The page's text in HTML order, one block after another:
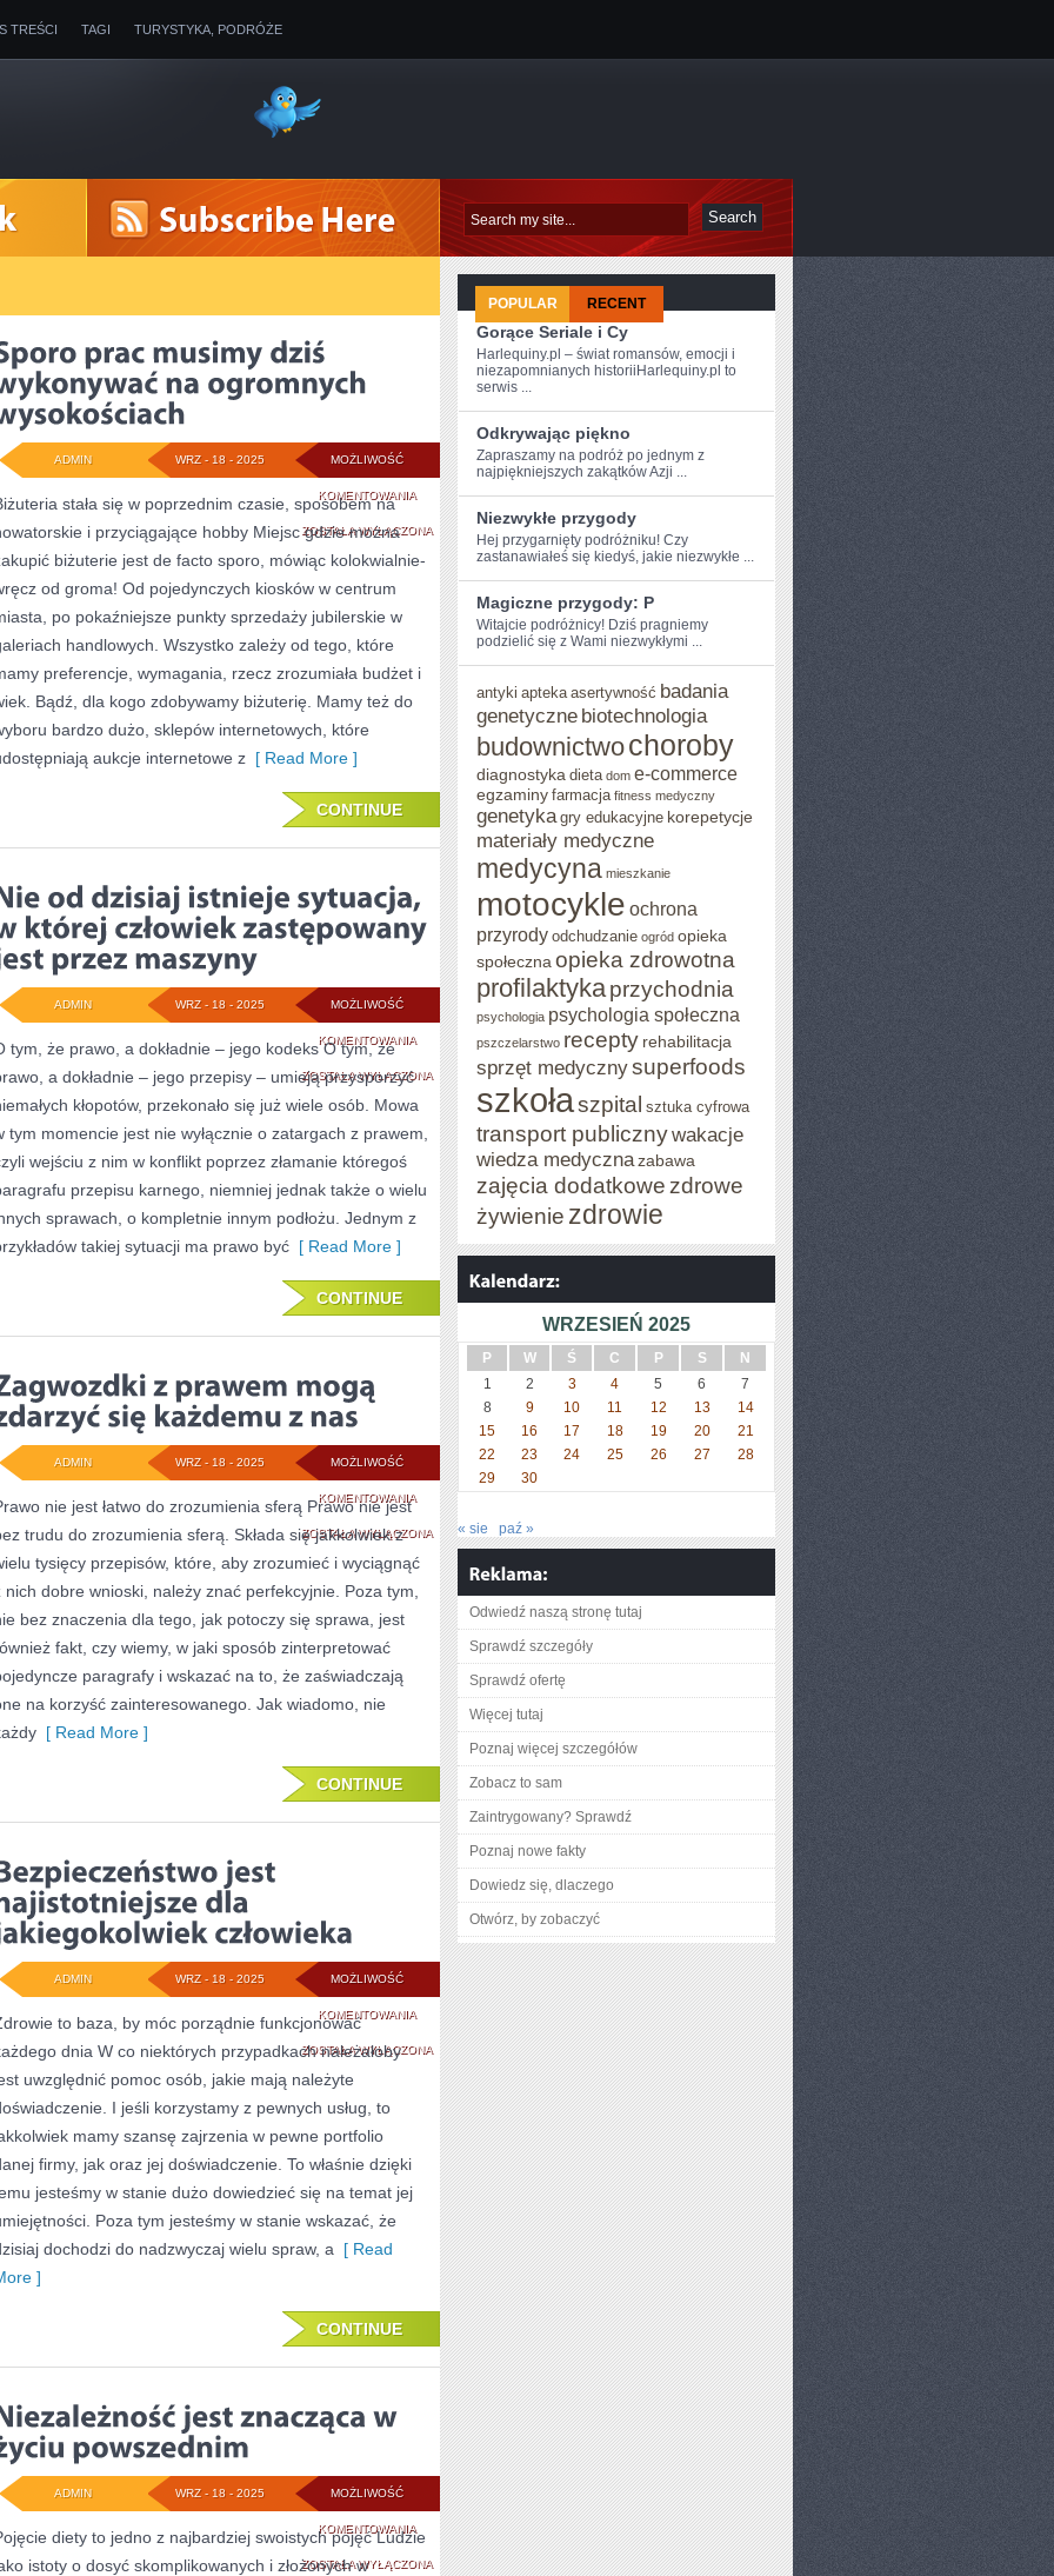
TREŚCI TAGI TURYSTYKA, PODRÓŻE
MOŻLIWOŚĆ
KOMENTOWANIASPORO
PRAC
MUSIMY
DZIŚ
WYKONYWAĆ
NA
OGROMNYCH
WYSOKOŚCIACH
ZOSTAŁA WYŁĄCZONA
WRZ - 18 - 2025
ADMIN
stała się w poprzednim czasie, sposobem na
i przyciągające hobby Miejsc gdzie można
biżuterie jest de facto sporo, mówiąc kolokwialnie-
od groma! Od pojedynczych kiosków w centrum
po pokaźniejsze punkty sprzedaży jubilerskie w
handlowych. Wszystko zależy od tego, które
preferencje, wymagania, rzecz zrozumiała budżet i
Bądź, dla kogo zdobywamy biżuterię. Mamy też do
bardzo dużo, sklepów internetowych, które
aukcje internetowe z [ Read More ]
CONTINUE
MOŻLIWOŚĆ
KOMENTOWANIANIE
OD
DZISIAJ
ISTNIEJE
SYTUACJA,
W
KTÓREJ
CZŁOWIEK
ZASTĘPOWANY
JEST
PRZEZ
MASZYNY
ZOSTAŁA WYŁĄCZONA
WRZ - 18 - 2025
ADMIN
tym, że prawo, a dokładnie – jego kodeks O tym, że
a dokładnie – jego przepisy – umieją przysporzyć
kłopotów, przekonało się już wiele osób. Mowa
tym momencie jest nie wyłącznie o zatargach z prawem,
wejściu z nim w konflikt poprzez złamanie któregoś
przepisu karnego, niemniej jednak także o wielu
sprawach, o kompletnie innym podłożu. Jednym z
takiej sytuacji ma prawo być [ Read More ]
CONTINUE
MOŻLIWOŚĆ
KOMENTOWANIAZAGWOZDKI
Z
PRAWEM
MOGĄ
ZDARZYĆ
KAŻDEMU
ZOSTAŁA WYŁĄCZONA
WRZ - 18 - 2025
ADMIN
nie jest łatwo do zrozumienia sferą Prawo nie jest
trudu do zrozumienia sferą. Składa się jakkolwiek z
tysięcy przepisów, które, aby zrozumieć i wyciągnąć
nich dobre wnioski, należy znać perfekcyjnie. Poza tym,
bez znaczenia dla tego, jak potoczy się sprawa, jest
fakt, czy wiemy, w jaki sposób zinterpretować
paragrafy i wskazać na to, że zaświadczają
na korzyść zainteresowanego. Jak wiadomo, nie
[ Read More ]
CONTINUE
MOŻLIWOŚĆ
KOMENTOWANIABEZPIECZEŃSTWO
JEST
NAJISTOTNIEJSZE
JAKIEGOKOLWIEK
CZŁOWIEKA
ZOSTAŁA WYŁĄCZONA
WRZ - 18 - 2025
ADMIN
to baza, by móc porządnie funkcjonować
dnia W co niektórych przypadkach należałoby
uwzględnić pomoc osób, jakie mają należyte
I jeśli korzystamy z pewnych usług, to
mamy szansę zajrzenia w pewne portfolio
firmy, jak oraz jej doświadczenie. To właśnie dzięki
jesteśmy w stanie dużo dowiedzieć się na temat jej
Poza tym jesteśmy w stanie wskazać, że
dochodzi do nadzwyczaj wielu spraw, a [ Read
]
CONTINUE
MOŻLIWOŚĆ
KOMENTOWANIANIEZALEŻNOŚĆ
JEST
ZOSTAŁA WYŁĄCZONA
WRZ - 18 - 2025
ADMIN
diety to jedno z najbardziej swoistych pojęć Ludzie
istoty o dosyć skomplikowanych i złożonych w
POPULAR RECENT
Gorące Seriale i Cy
Harlequiny.pl – świat romansów, emocji i
niezapomnianych historiiHarlequiny.pl to
serwis ...
Odkrywając piękno
Zapraszamy⁣ na podróż po⁤ jednym z
najpiękniejszych‍ zakątków Azji ...
Niezwykłe przygody
Hej​ przygarnięty podróżniku! Czy
zastanawiałeś‌ się kiedyś, jakie niezwykłe ...
Magiczne przygody: P
Witajcie podróżnicy! Dziś pragniemy
podzielić się z Wami niezwykłymi ...
antyki apteka asertywność badania
genetyczne biotechnologia
budownictwochoroby
diagnostyka dieta dom e-commerce
egzaminy farmacja fitness medyczny
genetyka gry edukacyjne korepetycje
materiały medyczne
medycyna mieszkanie
motocykle ochrona
przyrody odchudzanie ogród opieka
społeczna opieka zdrowotna
profilaktykaprzychodnia
psychologia psychologia społeczna
pszczelarstwo recepty rehabilitacja
sprzęt medycznysuperfoods
szkołaszpital sztuka cyfrowa
transport publicznywakacje
wiedza medycznazabawa
zajęcia dodatkowe zdrowe
żywienie zdrowie
WRZESIEŃ 2025
P W Ś C P S
N
1
2 3 4 5 6
7
8
9 10 11 12 13
14
15
16 17 18 19 20
21
22
23 24 25 26 27
28
29
30
« sie paź »
Odwiedź naszą stronę tutaj
Sprawdź szczegóły
Sprawdź ofertę
Więcej tutaj
Poznaj więcej szczegółów
Zobacz to sam
Zaintrygowany? Sprawdź
Poznaj nowe fakty
Dowiedz się, dlaczego
Otwórz, by zobaczyć